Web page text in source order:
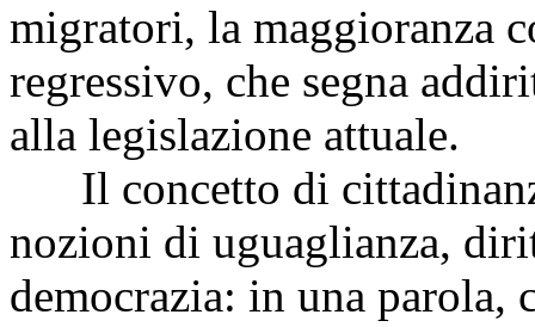
migratori, la maggioranza
regressivo, che segna
alla legislazione attuale.
Il concetto di
nozioni di uguaglianza,
democrazia: in una